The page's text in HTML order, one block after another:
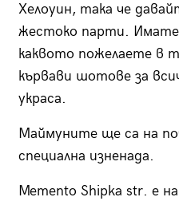
Хелоуин, така че
жестоко парти.
каквото пожелаете в
кървави шотове за
украса.
Маймуните ще са на
специална изненада.
Memento Shipka str. е